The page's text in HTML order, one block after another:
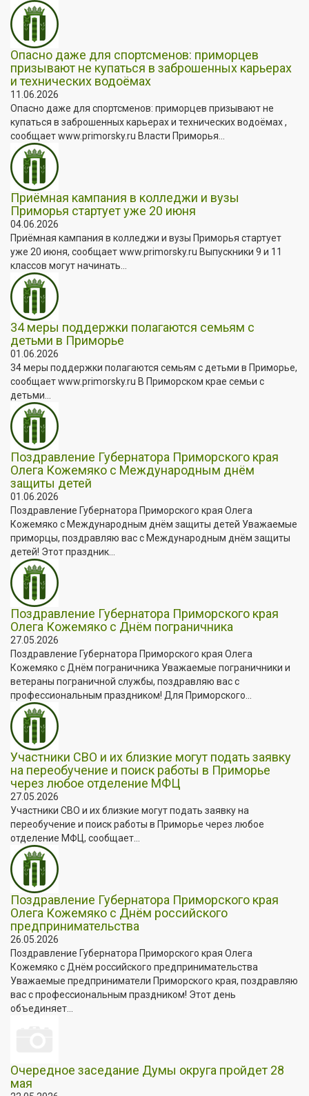
Опасно даже для спортсменов: приморцев
призывают не купаться в заброшенных карьерах
и технических водоёмах
11.06.2026
Опасно даже для спортсменов: приморцев призывают не
купаться в заброшенных карьерах и технических водоёмах ,
сообщает www.primorsky.ru Власти Приморья...
Приёмная кампания в колледжи и вузы
Приморья стартует уже 20 июня
04.06.2026
Приёмная кампания в колледжи и вузы Приморья стартует
уже 20 июня, сообщает www.primorsky.ru Выпускники 9 и 11
классов могут начинать...
34 меры поддержки полагаются семьям с
детьми в Приморье
01.06.2026
34 меры поддержки полагаются семьям с детьми в Приморье,
сообщает www.primorsky.ru В Приморском крае семьи с
детьми...
Поздравление Губернатора Приморского края
Олега Кожемяко с Международным днём
защиты детей
01.06.2026
Поздравление Губернатора Приморского края Олега
Кожемяко с Международным днём защиты детей Уважаемые
приморцы, поздравляю вас с Международным днём защиты
детей! Этот праздник...
Поздравление Губернатора Приморского края
Олега Кожемяко с Днём пограничника
27.05.2026
Поздравление Губернатора Приморского края Олега
Кожемяко с Днём пограничника Уважаемые пограничники и
ветераны пограничной службы, поздравляю вас с
профессиональным праздником! Для Приморского...
Участники СВО и их близкие могут подать заявку
на переобучение и поиск работы в Приморье
через любое отделение МФЦ
27.05.2026
Участники СВО и их близкие могут подать заявку на
переобучение и поиск работы в Приморье через любое
отделение МФЦ, сообщает...
Поздравление Губернатора Приморского края
Олега Кожемяко с Днём российского
предпринимательства
26.05.2026
Поздравление Губернатора Приморского края Олега
Кожемяко с Днём российского предпринимательства
Уважаемые предприниматели Приморского края, поздравляю
вас с профессиональным праздником! Этот день
объединяет...
Очередное заседание Думы округа пройдет 28
мая